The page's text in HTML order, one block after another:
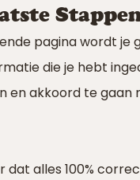
pagina wordt je
die je hebt
en akkoord te gaan
dat alles 100%